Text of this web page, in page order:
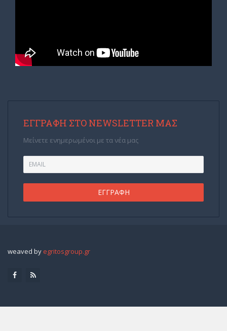
ΕΓΓΡΑΦΉ ΣΤΟ NEWSLETTER ΜΑΣ
Μείνετε ενημερωμένοι με τα νέα μας
weaved by egritosgroup.gr